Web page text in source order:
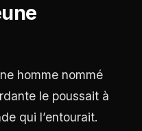
homme nommé
le poussait à
qui l’entourait.